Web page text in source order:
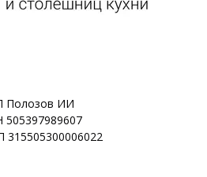
Полозов ИИ